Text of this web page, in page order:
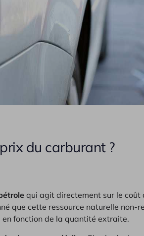
du carburant ?
qui agit directement sur le coût
que cette ressource naturelle non-
en fonction de la quantité extraite.